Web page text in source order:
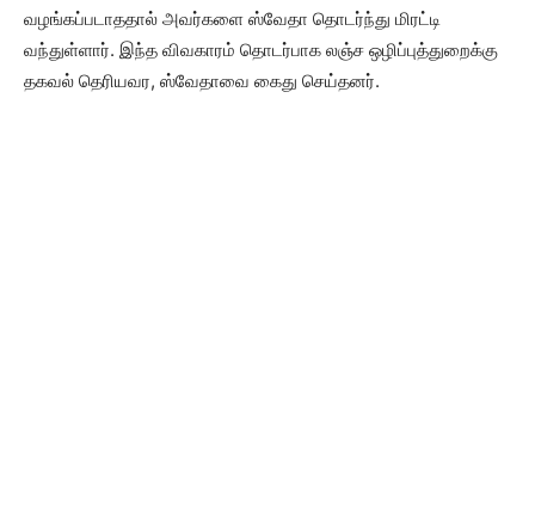
வழங்கப்படாததால் அவர்களை ஸ்வேதா தொடர்ந்து மிரட்டி
வந்துள்ளார். இந்த விவகாரம் தொடர்பாக லஞ்ச ஒழிப்புத்துறைக்கு
தகவல் தெரியவர, ஸ்வேதாவை கைது செய்தனர்.